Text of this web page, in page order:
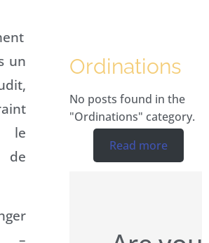
un
le
–
Ordinations
No posts found in the
"Ordinations" category.
Read more